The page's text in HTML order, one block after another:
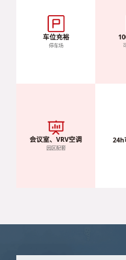
车位充裕
停车场
会议室、VRV空调
园区配套
24h